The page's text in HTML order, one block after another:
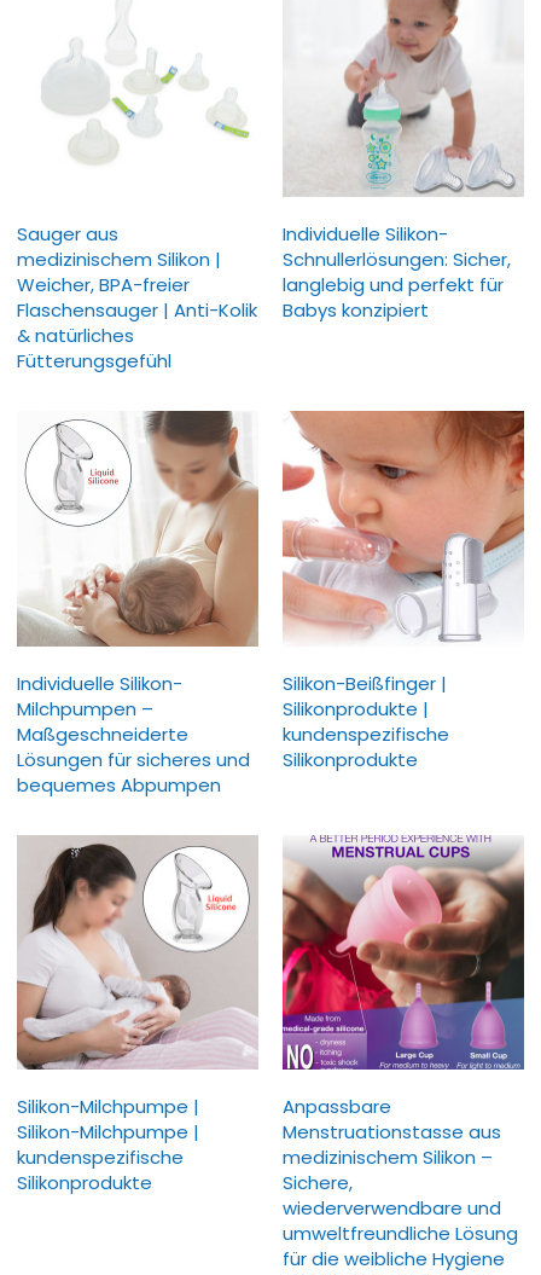
Sauger aus
medizinischem Silikon |
Weicher, BPA-freier
Flaschensauger | Anti-Kolik
& natürliches
Fütterungsgefühl
Individuelle Silikon-
Schnullerlösungen: Sicher,
langlebig und perfekt für
Babys konzipiert
Individuelle Silikon-
Milchpumpen –
Maßgeschneiderte
Lösungen für sicheres und
bequemes Abpumpen
Silikon-Beißfinger |
Silikonprodukte |
kundenspezifische
Silikonprodukte
Silikon-Milchpumpe |
Silikon-Milchpumpe |
kundenspezifische
Silikonprodukte
Anpassbare
Menstruationstasse aus
medizinischem Silikon –
Sichere,
wiederverwendbare und
umweltfreundliche Lösung
für die weibliche Hygiene